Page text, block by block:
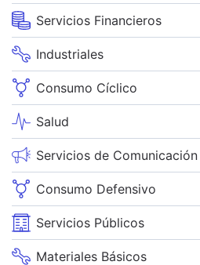
Servicios Financieros
Industriales
Consumo Cíclico
Salud
Servicios de Comunicación
Consumo Defensivo
Servicios Públicos
Materiales Básicos